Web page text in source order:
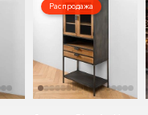
Распродажа